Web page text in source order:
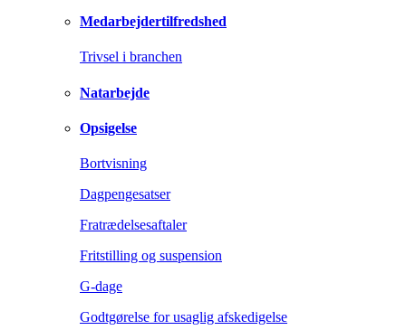
Medarbejdertilfredshed
Trivsel i branchen
Natarbejde
Opsigelse
Bortvisning
Dagpengesatser
Fratrædelsesaftaler
Fritstilling og suspension
G-dage
Godtgørelse for usaglig afskedigelse